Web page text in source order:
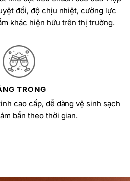
đối, độ chịu nhiệt, cường lực
khác hiện hữu trên thị trường.
TRONG
cao cấp, dễ dàng vệ sinh sạch
bẩn theo thời gian.